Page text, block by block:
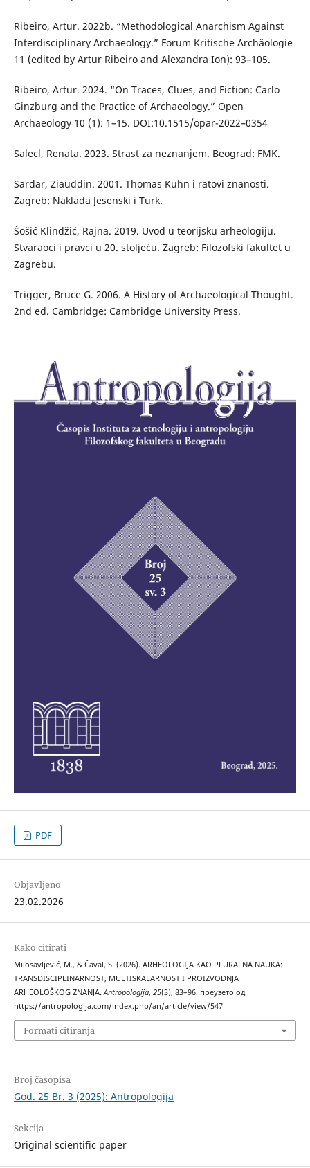
Ribeiro, Artur. 2022b. “Methodological Anarchism Against
Interdisciplinary Archaeology.” Forum Kritische Archäologie
11 (edited by Artur Ribeiro and Alexandra Ion): 93–105.
Ribeiro, Artur. 2024. “On Traces, Clues, and Fiction: Carlo
Ginzburg and the Practice of Archaeology.” Open
Archaeology 10 (1): 1–15. DOI:10.1515/opar-2022–0354
Salecl, Renata. 2023. Strast za neznanjem. Beograd: FMK.
Sardar, Ziauddin. 2001. Thomas Kuhn i ratovi znanosti.
Zagreb: Naklada Jesenski i Turk.
Šošić Klindžić, Rajna. 2019. Uvod u teorijsku arheologiju.
Stvaraoci i pravci u 20. stoljeću. Zagreb: Filozofski fakultet u
Zagrebu.
Trigger, Bruce G. 2006. A History of Archaeological Thought.
2nd ed. Cambridge: Cambridge University Press.
PDF
Objavljeno
23.02.2026
Kako citirati
Milosavljević, M., & Čaval, S. (2026). ARHEOLOGIJA KAO PLURALNA NAUKA:
TRANSDISCIPLINARNOST, MULTISKALARNOST I PROIZVODNJA
ARHEOLOŠKOG ZNANJA.Antropologija, 25(3), 83–96. преузето од
https://antropologija.com/index.php/an/article/view/547
Formati citiranja
Broj časopisa
God. 25 Br. 3 (2025): Antropologija
Sekcija
Original scientific paper